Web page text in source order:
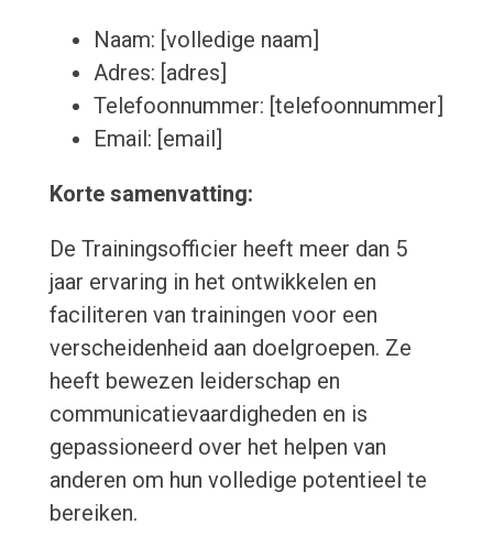
Naam: [volledige naam]
Adres: [adres]
Telefoonnummer: [telefoonnummer]
Email: [email]
Korte samenvatting:
De Trainingsofficier heeft meer dan 5
jaar ervaring in het ontwikkelen en
faciliteren van trainingen voor een
verscheidenheid aan doelgroepen. Ze
heeft bewezen leiderschap en
communicatievaardigheden en is
gepassioneerd over het helpen van
anderen om hun volledige potentieel te
bereiken.